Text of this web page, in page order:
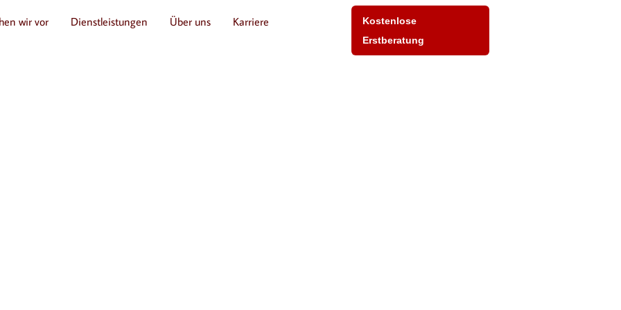
wir vor Dienstleistungen Über uns
Karriere
Kostenlose
Erstberatung